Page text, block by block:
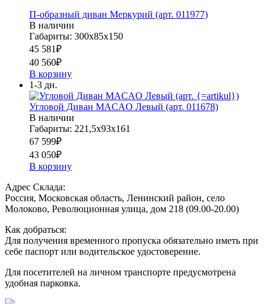
П-образный диван Меркурий (арт. 011977)
В наличии
Габариты: 300х85х150
45 581₽
40 560₽
В корзину
1-3 дн.
Угловой Диван MACAO Левый (арт. 011678)
В наличии
Габариты: 221,5х93х161
67 599₽
43 050₽
В корзину
Адрес Склада:
Россия, Московская область, Ленинский район, село
Молоково, Революционная улица, дом 218 (09.00-20.00)
Как добраться:
Для получения временного пропуска обязательно иметь при
себе паспорт или водительское удостоверение.
Для посетителей на личном транспорте предусмотрена
удобная парковка.